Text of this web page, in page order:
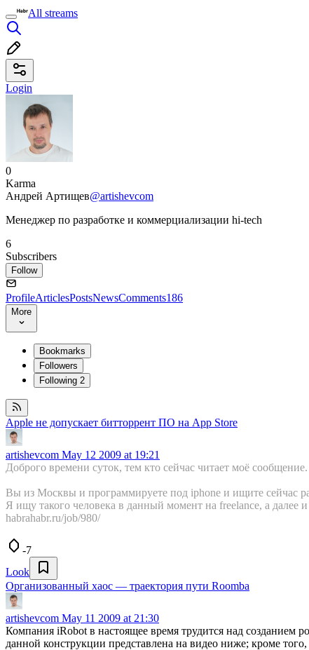
All streams
Login
0
Karma
Андрей Артищев@artishevcom
Менеджер по разработке и коммерциализации hi-tech
6
Subscribers
Follow
ProfileArticlesPostsNewsComments186
More
Bookmarks
Followers
Following 2
Apple не допускает битторрент ПО на App Store
artishevcom May 12 2009 at 19:21
Доброго времени суток, тем кто сейчас читает моё сообщение.
Вы из Москвы и программируете под iphone и ищите сейчас
Я ищу такого человека в данный момент на freelance, а далее
habrahabr.ru/job/980/
-7
Look
Организованный хаос — траектория пути Roomba
artishevcom May 11 2009 at 21:30
Компания iRobot в настоящее время трудится над созданием
данной конструкции представлена на видео ниже; кроме